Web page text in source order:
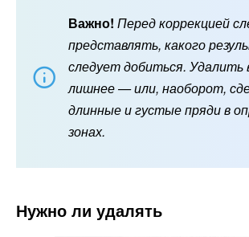
Важно! Перед коррекцией
представлять, какого
следует добиться. Удалить
лишнее— или, наоборот,
длинные и густые пряди в
зонах.
Нужно ли удалять